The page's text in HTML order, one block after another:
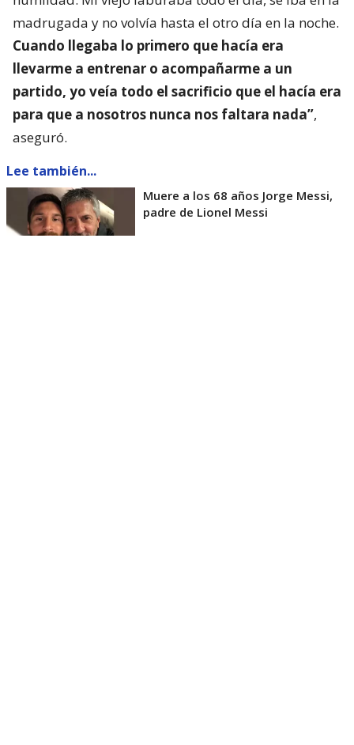
madrugada y no volvía hasta el otro día en la noche.
Cuando llegaba lo primero que hacía era
llevarme a entrenar o acompañarme a un
partido, yo veía todo el sacrificio que el hacía era
para que a nosotros nunca nos faltara nada”,
aseguró.
Lee también...
Muere a los 68 años Jorge Messi,
padre de Lionel Messi